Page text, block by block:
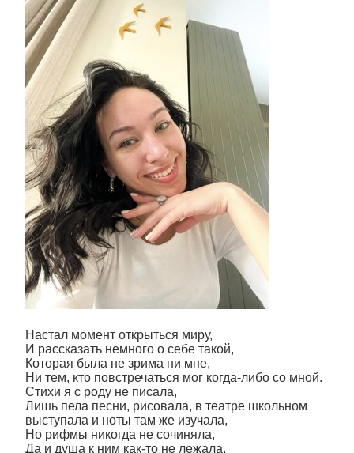
Настал момент открыться миру,
И рассказать немного о себе такой,
Которая была не зрима ни мне,
Ни тем, кто повстречаться мог когда-либо со мной.
Стихи я с роду не писала,
Лишь пела песни, рисовала, в театре школьном
выступала и ноты там же изучала,
Но рифмы никогда не сочиняла,
Да и душа к ним как-то не лежала,